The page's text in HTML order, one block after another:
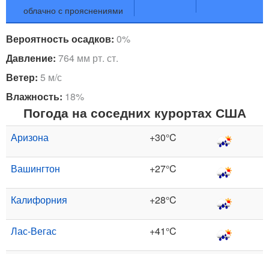
облачно с прояснениями
Вероятность осадков: 0%
Давление: 764 мм рт. ст.
Ветер: 5 м/с
Влажность: 18%
Погода на соседних курортах США
Аризона +30°C
Вашингтон +27°C
Калифорния +28°C
Лас-Вегас +41°C